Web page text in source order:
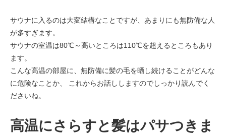
サウナに入るのは大変結構なことですが、あまりにも無防備な人
が多すぎます。
サウナの室温は80℃～高いところは110℃を超えるところもあり
ます。
こんな高温の部屋に、無防備に髪の毛を晒し続けることがどんな
に危険なことか、 これからお話ししますのでしっかり読んでく
ださいね。
高温にさらすと髪はパサつきま